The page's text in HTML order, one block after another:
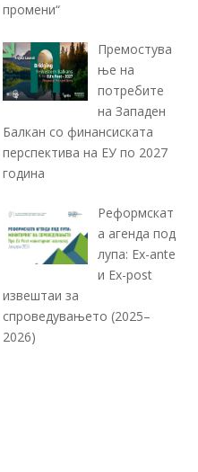
промени“
Премостува
ње на
потребите
на Западен
Балкан со финансиската
перспектива на ЕУ по 2027
година
Реформскат
а агенда под
лупа: Ex-ante
и Ex-post
извештаи за
спроведувањето (2025–
2026)